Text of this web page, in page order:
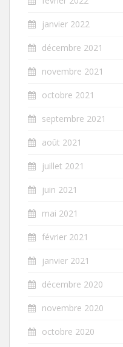
janvier 2022
décembre 2021
novembre 2021
octobre 2021
septembre 2021
août 2021
juillet 2021
juin 2021
mai 2021
février 2021
janvier 2021
décembre 2020
novembre 2020
octobre 2020